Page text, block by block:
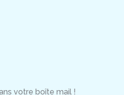
votre boîte mail !